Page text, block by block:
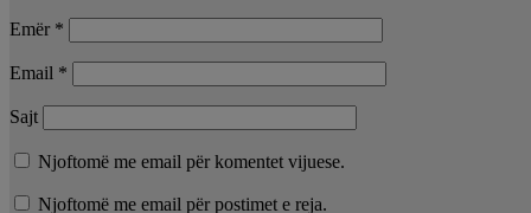
Emër *
Email *
Sajt
Njoftomë me email për komentet vijuese.
Njoftomë me email për postimet e reja.